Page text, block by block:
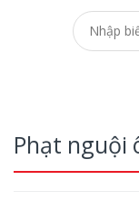
Tra cứu
Phạt nguội